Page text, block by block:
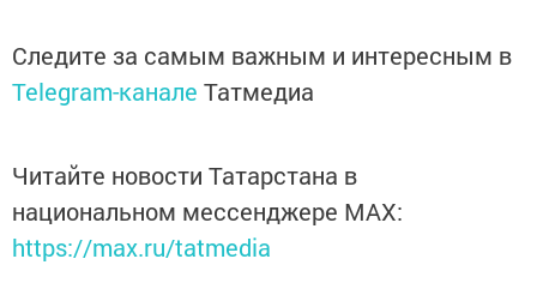
Следите за самым важным и интересным в
Telegram-канале Татмедиа
Читайте новости Татарстана в
национальном мессенджере MАХ:
https://max.ru/tatmedia